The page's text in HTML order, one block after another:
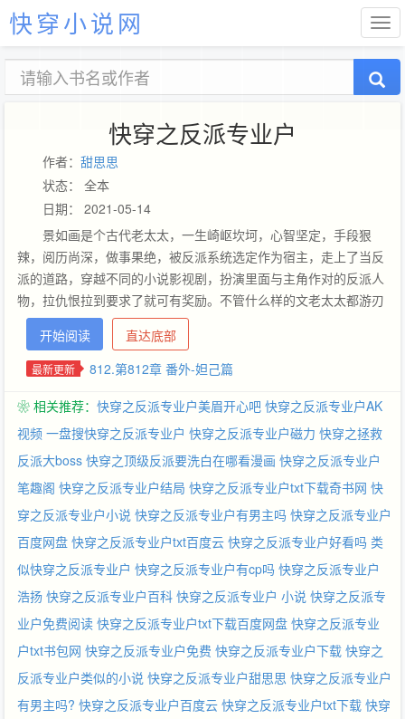
快穿小说网
快穿之反派专业户
作者： 甜思思
状态： 全本
日期： 2021-05-14
景如画是个古代老太太，一生崎岖坎坷，心智坚定，手段狠
辣，阅历尚深，做事果绝，被反派系统选定作为宿主，走上了当反
派的道路，穿越不同的小说影视剧，扮演里面与主角作对的反派人
物，拉仇恨拉到要求了就可有奖励。不管什么样的文老太太都游刃
有余，不管什么样的男女主，景如画都能辣手摧花，狠狠的虐死他
们，拉仇恨值。这条不归路何时是个头，真不好说，待古董老太太
能接受任何淬炼，系统大人一脚踢她上了轮回道，说那是奖励，许
开始阅读 直达底部
最新更新 812.第812章 番外-妲己篇
❀ 相关推荐： 快穿之反派专业户美眉开心吧 快穿之反派专业户AK
视频 一盘搜快穿之反派专业户 快穿之反派专业户磁力 快穿之拯救
反派大boss 快穿之顶级反派要洗白在哪看漫画 快穿之反派专业户
笔趣阁 快穿之反派专业户结局 快穿之反派专业户txt下载奇书网 快
穿之反派专业户小说 快穿之反派专业户有男主吗 快穿之反派专业户
百度网盘 快穿之反派专业户txt百度云 快穿之反派专业户好看吗 类
似快穿之反派专业户 快穿之反派专业户有cp吗 快穿之反派专业户
浩扬 快穿之反派专业户百科 快穿之反派专业户 小说 快穿之反派专
业户免费阅读 快穿之反派专业户txt下载百度网盘 快穿之反派专业
户txt书包网 快穿之反派专业户免费 快穿之反派专业户下载 快穿之
反派专业户类似的小说 快穿之反派专业户甜思思 快穿之反派专业户
有男主吗? 快穿之反派专业户百度云 快穿之反派专业户txt下载 快穿